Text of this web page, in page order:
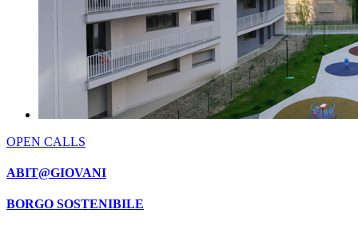
OPEN CALLS
ABIT@GIOVANI
BORGO SOSTENIBILE